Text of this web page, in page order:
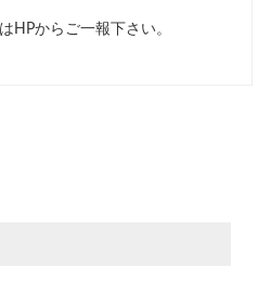
HPからご一報下さい。